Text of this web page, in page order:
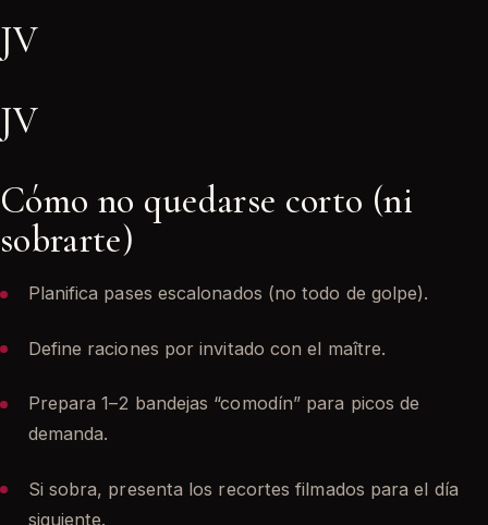
JV
JV
Cómo no quedarse corto (ni
sobrarte)
Planifica pases escalonados (no todo de golpe).
Define raciones por invitado con el maître.
Prepara 1–2 bandejas “comodín” para picos de
demanda.
Si sobra, presenta los recortes filmados para el día
siguiente.